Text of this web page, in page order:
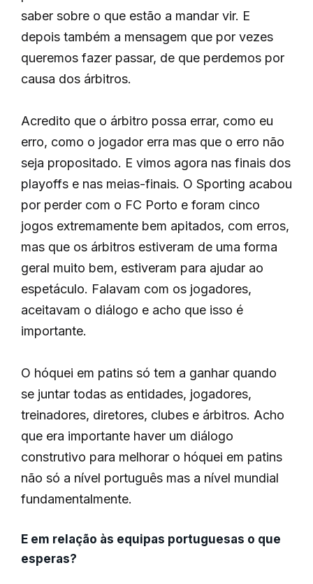
saber sobre o que estão a mandar vir. E
depois também a mensagem que por vezes
queremos fazer passar, de que perdemos por
causa dos árbitros.
Acredito que o árbitro possa errar, como eu
erro, como o jogador erra mas que o erro não
seja propositado. E vimos agora nas finais dos
playoffs e nas meias-finais. O Sporting acabou
por perder com o FC Porto e foram cinco
jogos extremamente bem apitados, com erros,
mas que os árbitros estiveram de uma forma
geral muito bem, estiveram para ajudar ao
espetáculo. Falavam com os jogadores,
aceitavam o diálogo e acho que isso é
importante.
O hóquei em patins só tem a ganhar quando
se juntar todas as entidades, jogadores,
treinadores, diretores, clubes e árbitros. Acho
que era importante haver um diálogo
construtivo para melhorar o hóquei em patins
não só a nível português mas a nível mundial
fundamentalmente.
E em relação às equipas portuguesas o que
esperas?